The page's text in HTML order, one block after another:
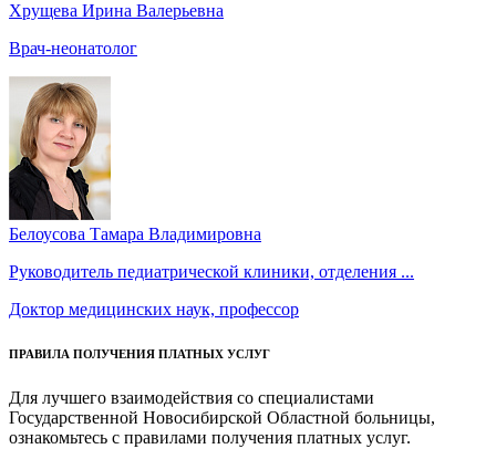
Хрущева Ирина Валерьевна
Врач-неонатолог
Белоусова Тамара Владимировна
Руководитель педиатрической клиники, отделения ...
Доктор медицинских наук, профессор
ПРАВИЛА ПОЛУЧЕНИЯ ПЛАТНЫХ УСЛУГ
Для лучшего взаимодействия со специалистами
Государственной Новосибирской Областной больницы,
ознакомьтесь с правилами получения платных услуг.